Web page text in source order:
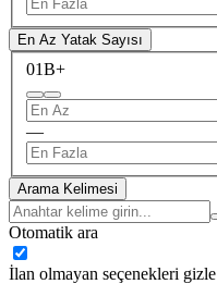
En Az Yatak Sayısı
01B+
—
Arama Kelimesi
Otomatik ara
İlan olmayan seçenekleri gizle